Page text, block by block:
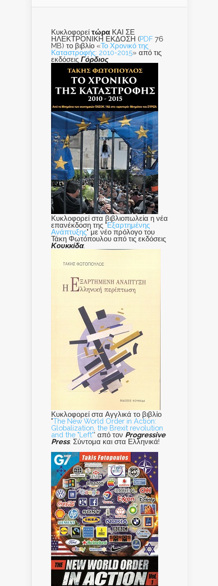
Κυκλοφορεί τώρα ΚΑΙ ΣΕ
ΗΛΕΚΤΡΟΝΙΚΗ ΕΚΔΟΣΗ (PDF 76
MB) το βιβλίο «Το Χρονικό της
Καταστροφής: 2010-2015» από τις
εκδόσεις Γόρδιος
Κυκλοφορεί στα βιβλιοπωλεία η νέα
επανέκδοση της "Εξαρτημένης
Ανάπτυξης" με νέο πρόλογο του
Τάκη Φωτόπουλου από τις εκδόσεις
Κουκκίδα.
Κυκλοφορεί στα Αγγλικά το βιβλίο
"The New World Order in Action:
Globalization, the Brexit revolution
and the "Left"' από τον Progressive
Press. Σύντομα και στα Ελληνικά!